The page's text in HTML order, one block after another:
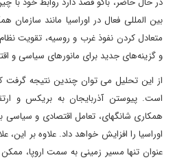
بین المللی فعال در اوراسیا مانند
متعادل کردن نفوذ غرب و روسیه، تقویت
و گزینه‌های جدید برای مانورهای سیاسی و
از این تحلیل می توان چندین نتیجه گرفت
است. پیوستن آذربایجان به بریکس و
همکاری شانگهای، تعامل اقتصادی و سیاسی
اوراسیا را افزایش خواهد داد. علاوه بر این،
عنوان تنها مسیر زمینی به سمت اروپا،